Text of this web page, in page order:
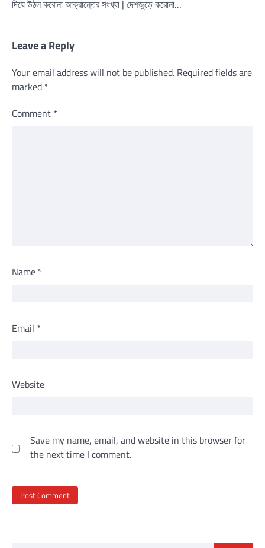
দিয়ে উঠল করোনা আক্রান্তের সংখ্যা | দেশজুড়ে করোনা…
Leave a Reply
Your email address will not be published. Required fields are
marked *
Comment *
Name *
Email *
Website
Save my name, email, and website in this browser for
the next time I comment.